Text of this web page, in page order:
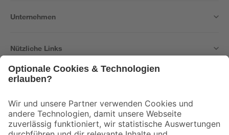
Unternehmen
Nützliche Links
Der toom Newsletter: Keine Angebote und Aktionen mehr verpassen!
Zur Newsletter Anmeldung